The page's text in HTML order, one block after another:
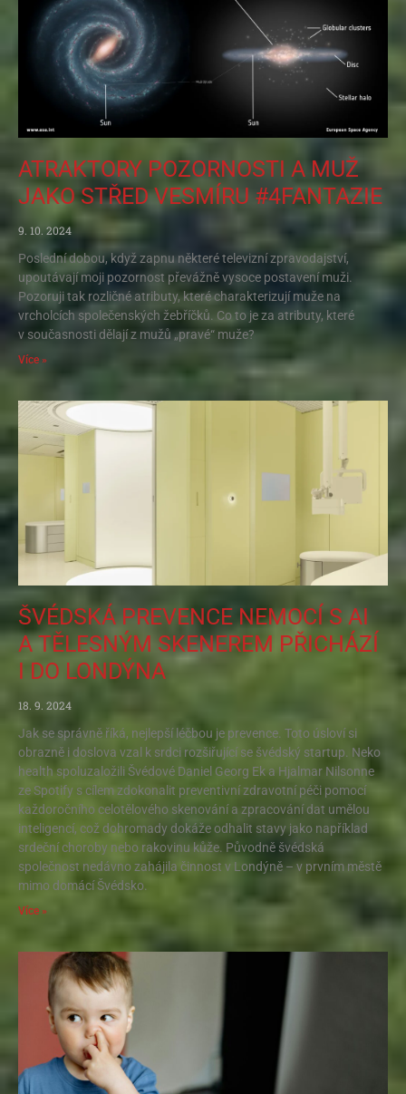
ATRAKTORY POZORNOSTI A MUŽ
JAKO STŘED VESMÍRU #4FANTAZIE
9. 10. 2024
Poslední dobou, když zapnu některé televizní zpravodajství,
upoutávají moji pozornost převážně vysoce postavení muži.
Pozoruji tak rozličné atributy, které charakterizují muže na
vrcholcích společenských žebříčků. Co to je za atributy, které
v současnosti dělají z mužů „pravé“ muže?
Více »
ŠVÉDSKÁ PREVENCE NEMOCÍ S AI
A TĚLESNÝM SKENEREM PŘICHÁZÍ
I DO LONDÝNA
18. 9. 2024
Jak se správně říká, nejlepší léčbou je prevence. Toto úsloví si
obrazně i doslova vzal k srdci rozšiřující se švédský startup. Neko
health spoluzaložili Švédové Daniel Georg Ek a Hjalmar Nilsonne
ze Spotify s cílem zdokonalit preventivní zdravotní péči pomocí
každoročního celotělového skenování a zpracování dat umělou
inteligencí, což dohromady dokáže odhalit stavy jako například
srdeční choroby nebo rakovinu kůže. Původně švédská
společnost nedávno zahájila činnost v Londýně – v prvním městě
mimo domácí Švédsko.
Více »